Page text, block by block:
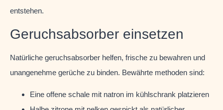
entstehen.
Geruchsabsorber einsetzen
Natürliche geruchsabsorber helfen, frische zu bewahren und
unangenehme gerüche zu binden. Bewährte methoden sind:
Eine offene schale mit natron im kühlschrank platzieren